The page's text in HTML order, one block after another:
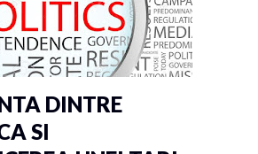
DINTRE
SI